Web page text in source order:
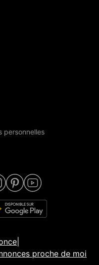
personnelles
proche de moi